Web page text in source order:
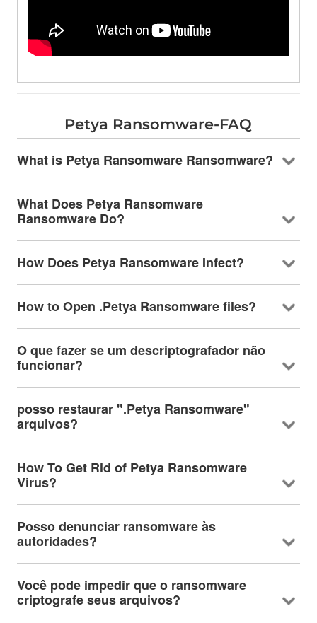
Petya Ransomware-FAQ
What is Petya Ransomware Ransomware?
What Does Petya Ransomware
Ransomware Do?
How Does Petya Ransomware Infect?
How to Open .Petya Ransomware files?
O que fazer se um descriptografador não
funcionar?
posso restaurar ".Petya Ransomware"
arquivos?
How To Get Rid of Petya Ransomware
Virus?
Posso denunciar ransomware às
autoridades?
Você pode impedir que o ransomware
criptografe seus arquivos?